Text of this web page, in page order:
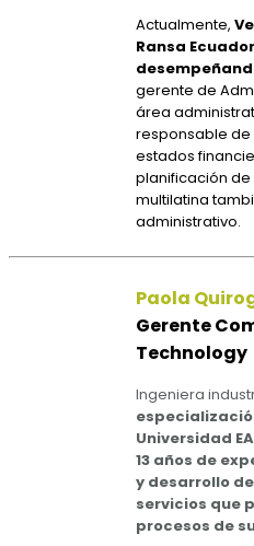
Actualmente,
Ransa
gerente de
área
responsable de
estados
planificación de
multilatina
administrativo.
Paola
Gerente
Technology
Ingeniera
Universidad
13 años de
y desarrollo
servicios que
procesos de